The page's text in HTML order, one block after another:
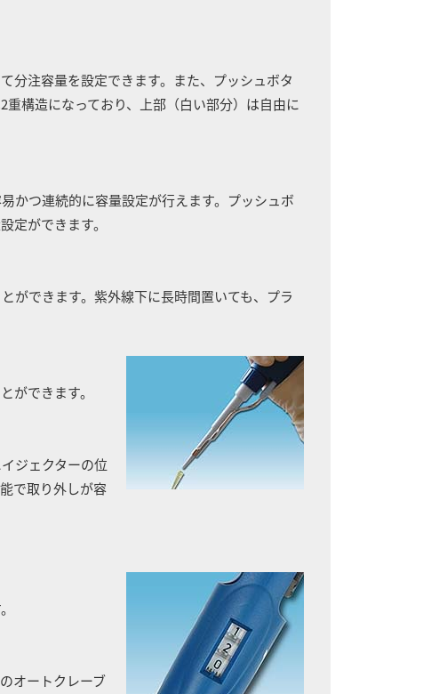
分注容量を設定できます。また、プッシュボタ
構造になっており、上部（白い部分）は自由に
かつ連続的に容量設定が行えます。プッシュボ
定ができます。
ができます。紫外線下に長時間置いても、プラ
ができます。
ジェクターの位
で取り外しが容
オートクレーブ